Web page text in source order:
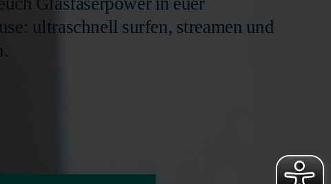
ultraschnell surfen, streamen und